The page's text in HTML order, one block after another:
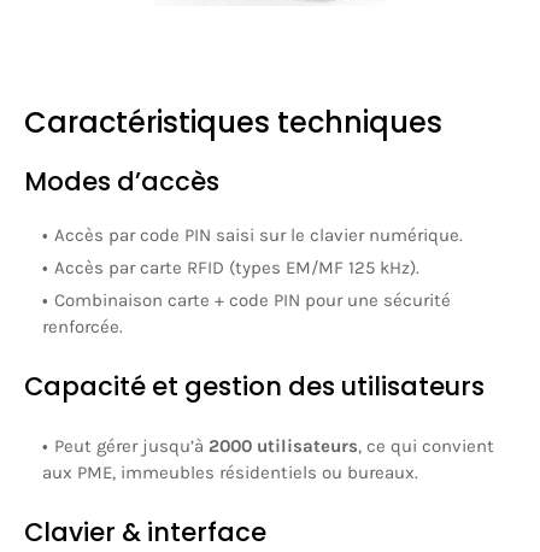
Caractéristiques techniques
Modes d’accès
Accès par code PIN saisi sur le clavier numérique.
Accès par carte RFID (types EM/MF 125 kHz).
Combinaison carte + code PIN pour une sécurité
renforcée.
Capacité et gestion des utilisateurs
Peut gérer jusqu’à 2000 utilisateurs, ce qui convient
aux PME, immeubles résidentiels ou bureaux.
Clavier & interface